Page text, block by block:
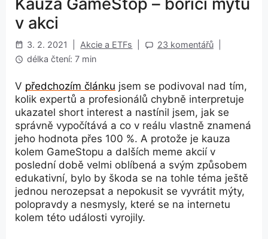
v akci
3. 2. 2021 Akcie a ETFs 23 komentářů
délka čtení: 7 min
V předchozím článku jsem se podivoval nad tím,
kolik expertů a profesionálů chybně interpretuje
ukazatel short interest a nastínil jsem, jak se
správně vypočítává a co v reálu vlastně znamená
jeho hodnota přes 100 %. A protože je kauza
kolem GameStopu a dalších meme akcií v
poslední době velmi oblíbená a svým způsobem
edukativní, bylo by škoda se na tohle téma ještě
jednou nerozepsat a nepokusit se vyvrátit mýty,
polopravdy a nesmysly, které se na internetu
kolem této události vyrojily.